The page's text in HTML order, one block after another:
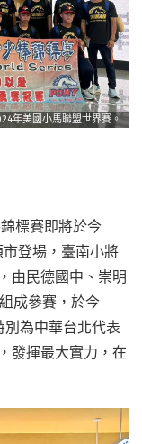
年美國小馬聯盟世界賽。
標賽即將於今
登場，臺南小將
由民德國中、崇明
成參賽，於今
別為中華台北代表
發揮最大實力，在